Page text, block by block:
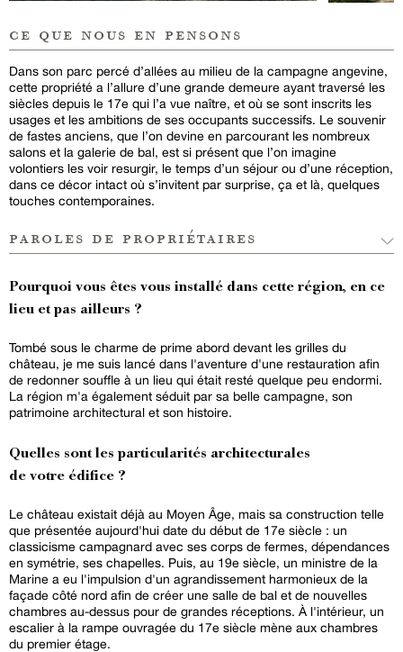
ce que nous en pensons
Dans son parc percé d’allées au milieu de la campagne angevine,
cette propriété a l’allure d’une grande demeure ayant traversé les
siècles depuis le 17e qui l’a vue naître, et où se sont inscrits les
usages et les ambitions de ses occupants successifs. Le souvenir
de fastes anciens, que l’on devine en parcourant les nombreux
salons et la galerie de bal, est si présent que l’on imagine
volontiers les voir resurgir, le temps d’un séjour ou d’une réception,
dans ce décor intact où s’invitent par surprise, ça et là, quelques
touches contemporaines.
paroles de propriétaires
Pourquoi vous êtes vous installé dans cette région, en ce
lieu et pas ailleurs ?
Tombé sous le charme de prime abord devant les grilles du
château, je me suis lancé dans l'aventure d'une restauration afin
de redonner souffle à un lieu qui était resté quelque peu endormi.
La région m'a également séduit par sa belle campagne, son
patrimoine architectural et son histoire.
Quelles sont les particularités architecturales
de votre édifice ?
Le château existait déjà au Moyen Âge, mais sa construction telle
que présentée aujourd'hui date du début de 17e siècle : un
classicisme campagnard avec ses corps de fermes, dépendances
en symétrie, ses chapelles. Puis, au 19e siècle, un ministre de la
Marine a eu l'impulsion d'un agrandissement harmonieux de la
façade côté nord afin de créer une salle de bal et de nouvelles
chambres au-dessus pour de grandes réceptions. À l'intérieur, un
escalier à la rampe ouvragée du 17e siècle mène aux chambres
du premier étage.